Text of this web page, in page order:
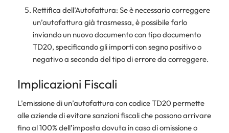
Rettifica dell’Autofattura: Se è necessario correggere
un’autofattura già trasmessa, è possibile farlo
inviando un nuovo documento con tipo documento
TD20, specificando gli importi con segno positivo o
negativo a seconda del tipo di errore da correggere.
Implicazioni Fiscali
L’emissione di un’autofattura con codice TD20 permette
alle aziende di evitare sanzioni fiscali che possono arrivare
fino al 100% dell’imposta dovuta in caso di omissione o